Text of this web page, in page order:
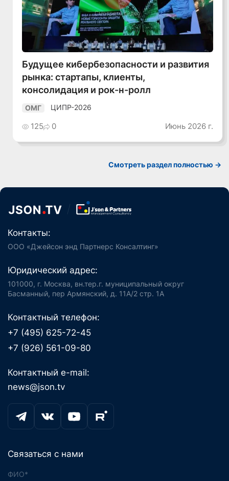
Смотреть видео
Будущее кибербезопасности и развития
рынка: стартапы, клиенты,
консолидация и рок-н-ролл
ОМГ ЦИПР-2026
125 0 Июнь 2026 г.
Смотреть раздел полностью ->
Контакты:
ООО «Джейсон энд Партнерс Консалтинг»
Юридический адрес:
101000, г. Москва, вн.тер.г. муниципальный округ
Басманный, пер Армянский, д. 11А/2 стр. 1А
Контактный телефон:
+7 (495) 625-72-45
+7 (926) 561-09-80
Контактный e-mail:
news@json.tv
Связаться с нами